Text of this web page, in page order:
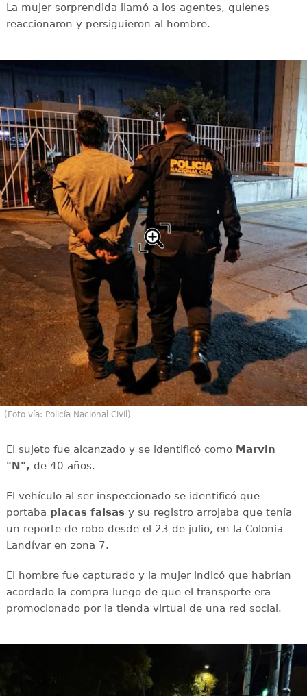
La mujer sorprendida llamó a los agentes, quienes
reaccionaron y persiguieron al hombre.
(Foto vía: Policía Nacional Civil)
El sujeto fue alcanzado y se identificó como Marvin
"N", de 40 años.
El vehículo al ser inspeccionado se identificó que
portaba placas falsasy su registro arrojaba que tenía
un reporte de robo desde el 23 de julio, en la Colonia
Landívar en zona 7.
El hombre fue capturado y la mujer indicó que habrían
acordado la compra luego de que el transporte era
promocionado por la tienda virtual de una red social.